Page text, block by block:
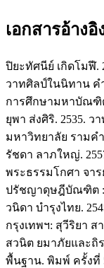
เอกสารอ้างอิ
ปิยะทัศนีย์ เกิดโมฬี.
วาทศิลป์ในนิทาน
การศึกษามหาบัณฑิ
ยุพา ส่งศิริ. 2535.
มหาวิทยาลัย รามค
รัชดา ลาภใหญ่.
พระธรรมโกศา จา
ปรัชญาดุษฎีบัณฑิต :
วนิดา บำรุงไทย.
กรุงเทพฯ: สุวีริยา ส
สวนิต ยมาภัยและถิ
พื้นฐาน. พิมพ์ ครั้งที่